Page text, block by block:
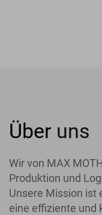
Über uns
Wir von MAX
Produktion und
Unsere Mission ist
eine effiziente und